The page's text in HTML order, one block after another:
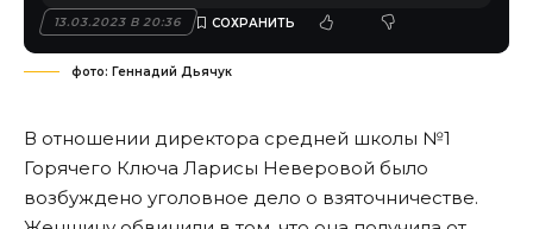
13.03.2023 В 20:36
фото: Геннадий Дьячук
В отношении директора средней школы №1
Горячего Ключа Ларисы Неверовой было
возбуждено уголовное дело о взяточничестве.